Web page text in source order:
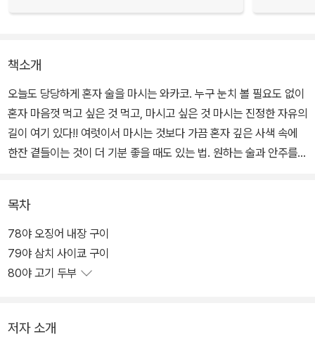
책소개
오늘도 당당하게 혼자 술을 마시는 와카코. 누구 눈치 볼 필요도 없이
혼자 마음껏 먹고 싶은 것 먹고, 마시고 싶은 것 마시는 진정한 자유의
길이 여기 있다!! 여럿이서 마시는 것보다 가끔 혼자 깊은 사색 속에
한잔 곁들이는 것이 더 기분 좋을 때도 있는 법. 원하는 술과 안주를
목차
78야 오징어 내장 구이
79야 삼치 사이쿄 구이
80야 고기 두부
저자 소개